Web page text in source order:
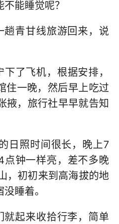
能睡觉呢？
趟青甘线旅游回来，说
了飞机，根据安排，
住一晚，然后早上吃过
掖，旅行社早早就告知
日照时间很长，晚上7
点钟一样亮，差不多晚
，初初来到高海拔的地
睡着。
起来收拾行李，简单